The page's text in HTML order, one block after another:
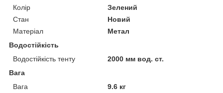
Колір
Зелений
Стан
Новий
Матеріал
Метал
Водостійкість
Водостійкість тенту
2000 мм вод. ст.
Вага
Вага
9.6 кг